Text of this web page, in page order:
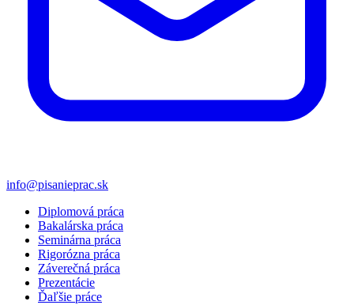
info@pisanieprac.sk
Diplomová práca
Bakalárska práca
Seminárna práca
Rigorózna práca
Záverečná práca
Prezentácie
Ďaľšie práce